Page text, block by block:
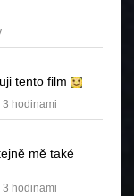
tento film
3 hodinami
mě také
3 hodinami